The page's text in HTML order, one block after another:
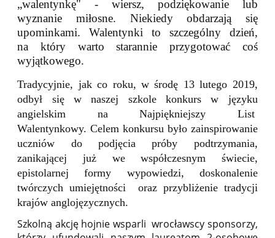
„walentynkę" - wiersz, podziękowanie lub
wyznanie miłosne. Niekiedy obdarzają się
upominkami.Walentynki to szczególny dzień,
na który warto starannie przygotować coś
wyjątkowego.
Tradycyjnie, jak co roku, w środę 13 lutego 2019,
odbył się w naszej szkole konkurs w języku
angielskim na Najpiękniejszy List
Walentynkowy. Celem konkursu było zainspirowanie
uczniów do podjęcia próby podtrzymania,
zanikającej już we współczesnym świecie,
epistolarnej formy wypowiedzi, doskonalenie
twórczych umiejętności oraz przybliżenie tradycji
krajów anglojęzycznych.
Szkolną akcję hojnie wsparli wrocławscy sponsorzy,